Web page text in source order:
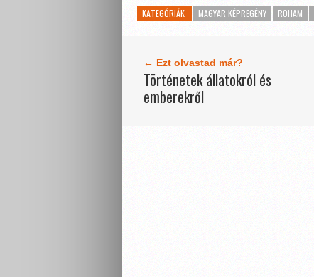
KATEGÓRIÁK: MAGYAR KÉPREGÉNY ROHAM
← Ezt olvastad már?
Történetek állatokról és
emberekről